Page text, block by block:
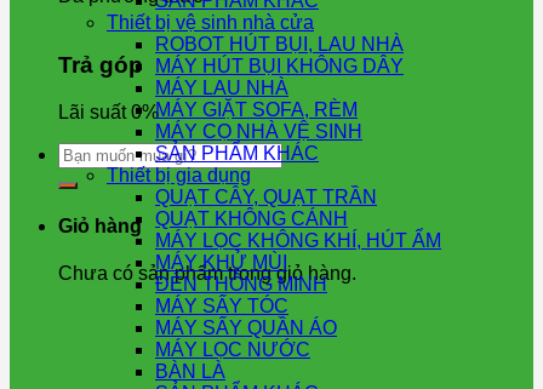
Trả góp
Lãi suất 0%
Tìm
kiếm:
Giỏ hàng
Chưa có sản phẩm trong giỏ hàng.
Thiết bị vệ sinh nhà cửa
ROBOT HÚT BỤI, LAU NHÀ
MÁY HÚT BỤI KHÔNG DÂY
MÁY LAU NHÀ
MÁY GIẶT SOFA, RÈM
MÁY CỌ NHÀ VỆ SINH
SẢN PHẨM KHÁC
Thiết bị gia dụng
QUẠT CÂY, QUẠT TRẦN
QUẠT KHÔNG CÁNH
MÁY LỌC KHÔNG KHÍ, HÚT ẨM
MÁY KHỬ MÙI
ĐÈN THÔNG MINH
MÁY SẤY TÓC
MÁY SẤY QUẦN ÁO
MÁY LỌC NƯỚC
BÀN LÀ